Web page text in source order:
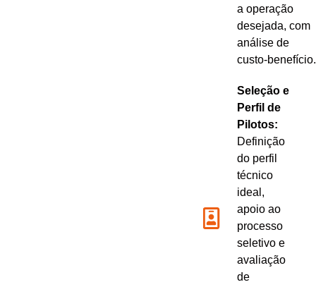
a operação
desejada, com
análise de
custo-benefício.
Seleção e
Perfil de
Pilotos:
Definição
do perfil
técnico
ideal,
apoio ao
processo
seletivo e
avaliação
de